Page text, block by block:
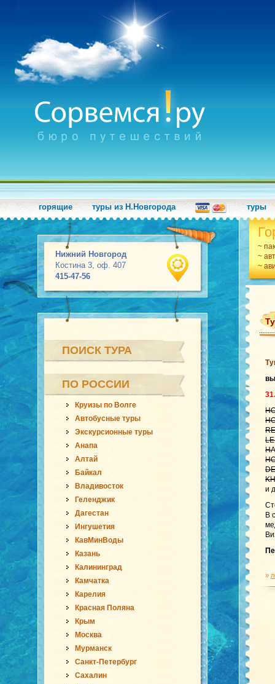
горящие туры из Н.Новгорода туры
Нижний Новгород
Костина 3, оф. 407
415-47-56
~
~
~
ПОИСК ТУРА
ПО РОССИИ
Круизы по Волге
Автобусные туры
Экскурсионные туры
Анапа
Алтай
Байкал
Владивосток
Геленджик
Дагестан
Ингушетия
КавМинВоды
Казань
Калининград
Камчатка
Карелия
Красная Поляна
Крым
Москва
Мурманск
Санкт-Петербург
Сахалин
и
В
»